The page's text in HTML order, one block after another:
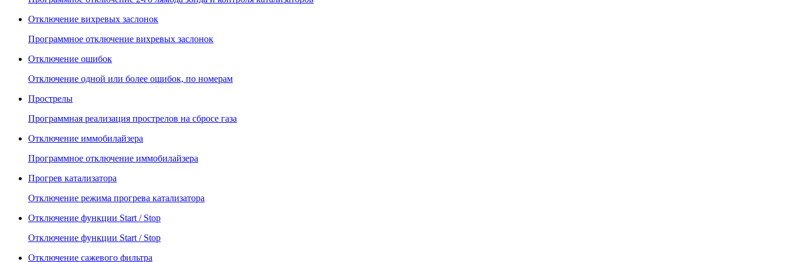
Отключение вихревых заслонок
Программное отключение вихревых заслонок
Отключение ошибок
Отключение одной или более ошибок, по номерам
Прострелы
Программная реализация прострелов на сбросе газа
Отключение иммобилайзера
Программное отключение иммобилайзера
Прогрев катализатора
Отключение режима прогрева катализатора
Отключение функции Start / Stop
Отключение функции Start / Stop
Отключение сажевого фильтра